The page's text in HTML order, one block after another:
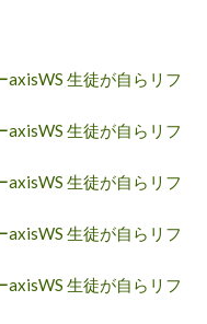
生徒が自らリフ
生徒が自らリフ
生徒が自らリフ
生徒が自らリフ
生徒が自らリフ